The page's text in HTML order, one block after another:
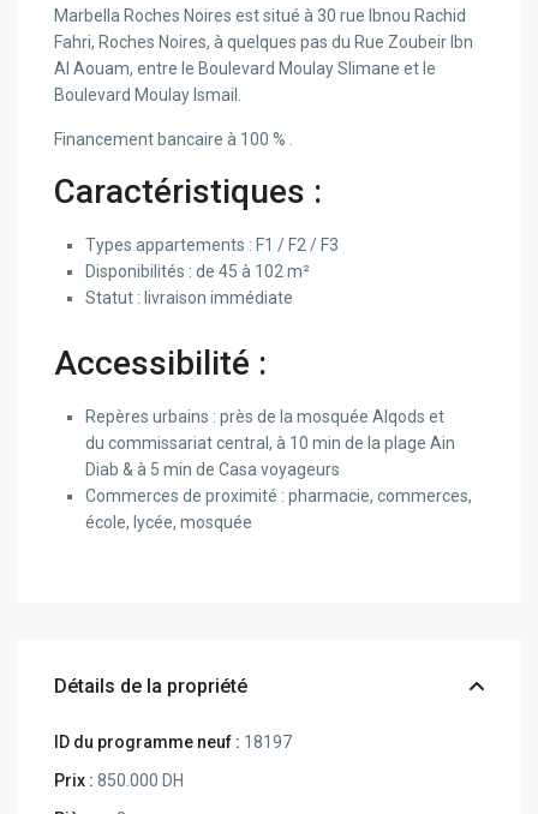
Marbella Roches Noires est situé à 30 rue Ibnou Rachid
Fahri, Roches Noires, à quelques pas du Rue Zoubeir Ibn
Al Aouam, entre le Boulevard Moulay Slimane et le
Boulevard Moulay Ismail.
Financement bancaire à 100 % .
Caractéristiques :
Types appartements : F1 / F2 / F3
Disponibilités : de 45 à 102 m²
Statut : livraison immédiate
Accessibilité :
Repères urbains : près de la mosquée Alqods et
du commissariat central, à 10 min de la plage Ain
Diab & à 5 min de Casa voyageurs
Commerces de proximité : pharmacie, commerces,
école, lycée, mosquée
Détails de la propriété
ID du programme neuf : 18197
Prix : 850.000 DH